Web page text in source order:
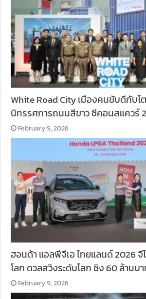
White Road City เมืองคนขับดีกับโ
นิทรรศการถนนสีขาว ซีคอนสแควร์
February 9, 2026
ฮอนด้า แอลพีจีเอ ไทยแลนด์ 2026 จี
โลก ดวลสวิงระดับโลก ชิง 60 ล้านบ
February 9, 2026